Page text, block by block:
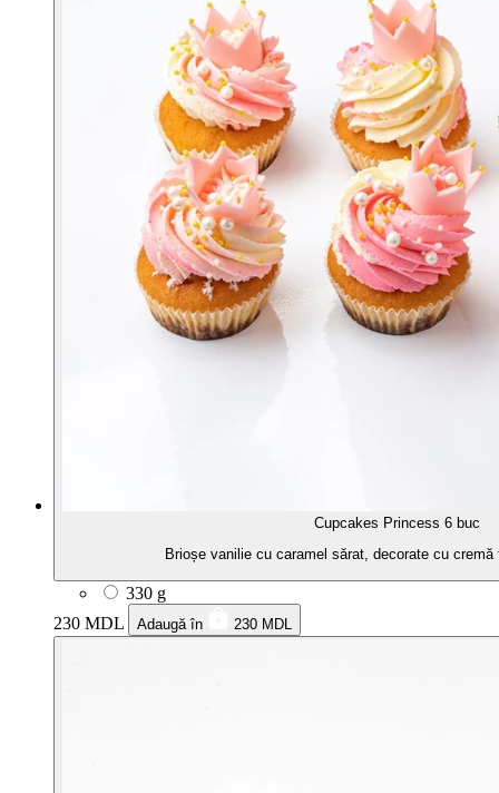
Cupcakes Princess 6 buc
Brioșe vanilie cu caramel sărat, decorate cu cremă
330 g
230 MDL
Adaugă în 230 MDL